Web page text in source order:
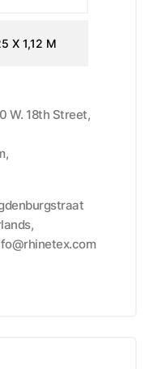
X 1,12 M
W. 18th Street,